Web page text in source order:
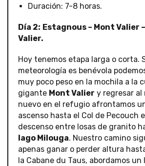
Duración: 7-8 horas.
Día 2: Estagnous – Mont Valier
Valier.
Hoy tenemos etapa larga o corta.
meteorología es benévola
muy poco peso en la mochila a la
gigante Mont Valier y regresar al
nuevo en el refugio afrontamos
ascenso hasta el Col de Pecouch
descenso entre losas de granito
lago Milouga. Nuestro camino
apenas ganar o perder altura
la Cabane du Taus, abordamos